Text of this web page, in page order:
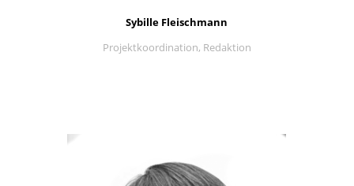
Sybille Fleischmann
Projektkoordination, Redaktion